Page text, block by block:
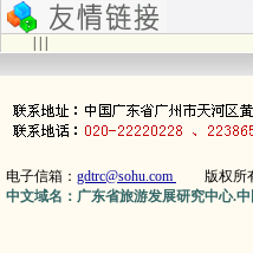
电子信箱： gdtrc@sohu.com 版权所有
中文域名：广东省旅游发展研究中心.中